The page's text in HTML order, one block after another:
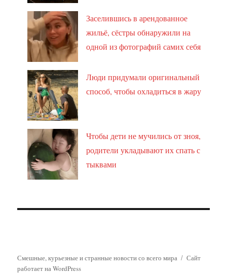
Заселившись в арендованное
жильё, сёстры обнаружили на
одной из фотографий самих себя
Люди придумали оригинальный
способ, чтобы охладиться в жару
Чтобы дети не мучились от зноя,
родители укладывают их спать с
тыквами
Смешные, курьезные и странные новости со всего мира
Сайт
работает на WordPress